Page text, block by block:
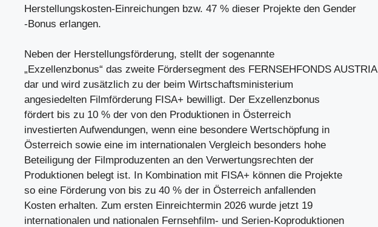
Herstellungskosten-Einreichungen bzw. 47 % dieser Projekte den Gender
-Bonus erlangen.
Neben der Herstellungsförderung, stellt der sogenannte
„Exzellenzbonus“ das zweite Fördersegment des FERNSEHFONDS AUSTRIA
dar und wird zusätzlich zu der beim Wirtschaftsministerium
angesiedelten Filmförderung FISA+ bewilligt. Der Exzellenzbonus
fördert bis zu 10 % der von den Produktionen in Österreich
investierten Aufwendungen, wenn eine besondere Wertschöpfung in
Österreich sowie eine im internationalen Vergleich besonders hohe
Beteiligung der Filmproduzenten an den Verwertungsrechten der
Produktionen belegt ist. In Kombination mit FISA+ können die Projekte
so eine Förderung von bis zu 40 % der in Österreich anfallenden
Kosten erhalten. Zum ersten Einreichtermin 2026 wurde jetzt 19
internationalen und nationalen Fernsehfilm- und Serien-Koproduktionen